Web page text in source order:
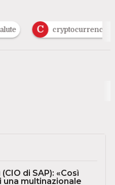
cryptocurrency
di SAP): «Così
una multinazionale